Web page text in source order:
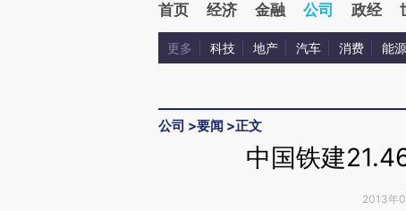
首页 经济 金融 公司 政经
更多 科技 地产 汽车 消费 能源
公司 >要闻 >正文
中国铁建
2013年